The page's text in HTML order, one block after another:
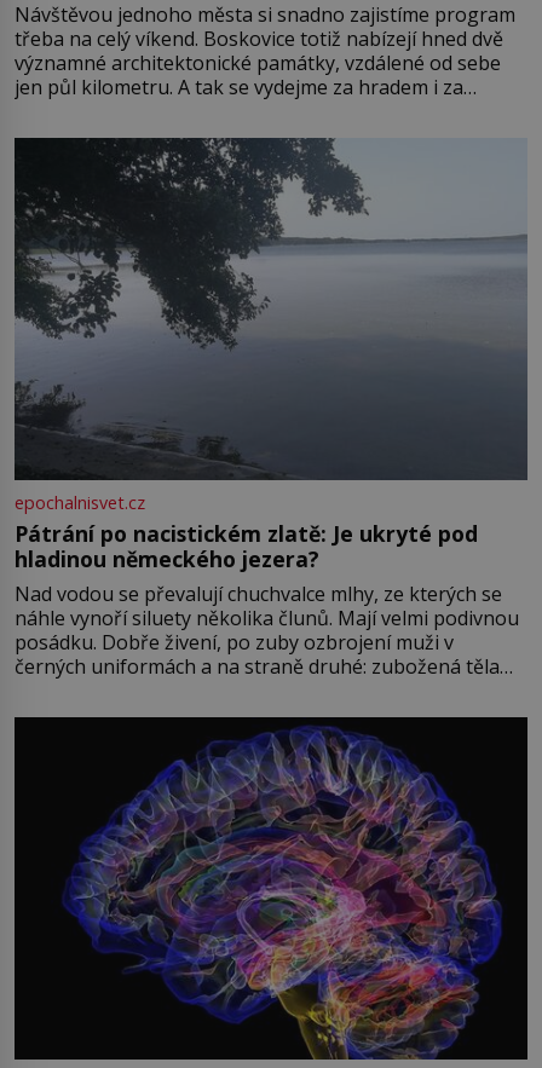
Návštěvou jednoho města si snadno zajistíme program
třeba na celý víkend. Boskovice totiž nabízejí hned dvě
významné architektonické památky, vzdálené od sebe
jen půl kilometru. A tak se vydejme za hradem i za
Boskovice na okraji Drahanské vrchoviny vznikla někdy
ve13. století, a už v roce 1313 kronikáři zaznamenali
epochalnisvet.cz
Pátrání po nacistickém zlatě: Je ukryté pod
hladinou německého jezera?
Nad vodou se převalují chuchvalce mlhy, ze kterých se
náhle vynoří siluety několika člunů. Mají velmi podivnou
posádku. Dobře živení, po zuby ozbrojení muži v
černých uniformách a na straně druhé: zubožená těla
přízračná scéna znamená? Je jaro roku 1945, druhá
světová válka se chýlí ke konci. Jezero Stolpsee